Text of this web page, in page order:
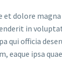
dolore
in
qui officia
ipsa